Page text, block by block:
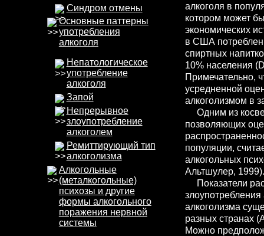
Синдром отмены
Основные паттерны
употребления
алкоголя
Непатологическое
употребление
алкоголя
Запой
Непрерывное
злоупотребление
алкоголем
Ремиттирующий тип
алкоголизма
Алкогольные
(металкогольные)
психозы и другие
формы алкогольного
поражения нервной
системы
алкоголя в
котором может
экономических
в США
спиртных
10% населения
Примечательно,
усредненной
алкоголизмом в
Одним из
позволяющих
популяции,
алкогольных
Альтшулер, 1999).
Показатели
злоупотребления
алкоголизма
разных странах
Можно